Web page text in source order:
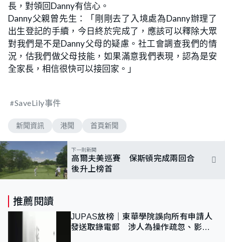
長，對領回Danny有信心。
Danny父親曾先生：「剛剛去了入境處為Danny辦理了
出生登記的手續，今日終於完成了，應該可以釋除大眾
對我們是不是Danny父母的疑慮。社工會調查我們的情
況，估我們做父母技能，如果滿意我們表現，認為是安
全家長，相信很快可以接回家。」
SaveLily事件
新聞資訊 港聞 首頁新聞
下一則新聞
高爾夫美巡賽 保斯頓完成兩回合
後升上榜首
推薦閱讀
JUPAS放榜｜東華學院誤向所有申請人
發送取錄電郵 涉人為操作疏忽、影響